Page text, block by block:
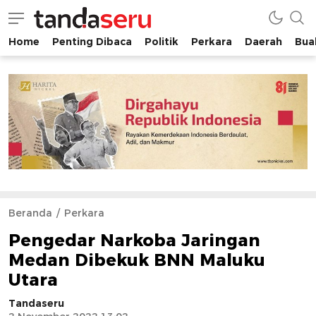
tandaseru.com | Penting Dibaca
tandaseru.com
Home Penting Dibaca Politik Perkara Daerah
Beranda Perkara
Pengedar Narkoba Jaringan
Medan Dibekuk BNN Maluku
Utara
Tandaseru